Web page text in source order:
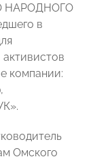
НАРОДНОГО
в
компании:
Омского